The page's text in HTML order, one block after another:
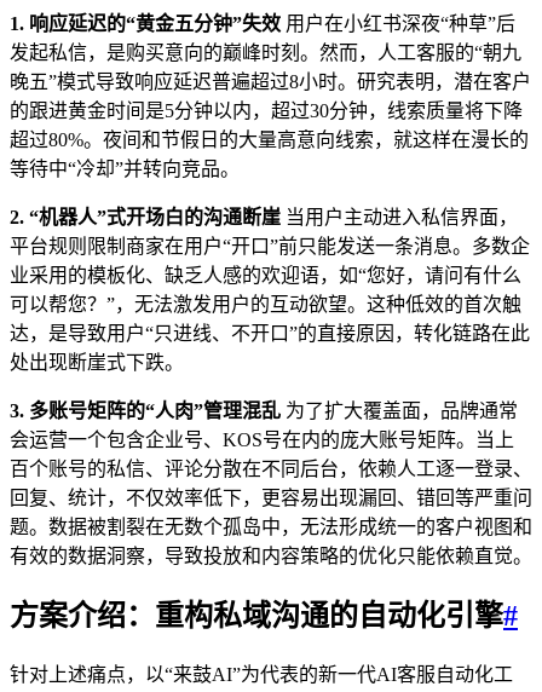
1. 响应延迟的“黄金五分钟”失效 用户在小红书深夜“种草”后
发起私信，是购买意向的巅峰时刻。然而，人工客服的“朝九
晚五”模式导致响应延迟普遍超过8小时。研究表明，潜在客户
的跟进黄金时间是5分钟以内，超过30分钟，线索质量将下降
超过80%。夜间和节假日的大量高意向线索，就这样在漫长的
等待中“冷却”并转向竞品。
2. “机器人”式开场白的沟通断崖 当用户主动进入私信界面，
平台规则限制商家在用户“开口”前只能发送一条消息。多数企
业采用的模板化、缺乏人感的欢迎语，如“您好，请问有什么
可以帮您？”，无法激发用户的互动欲望。这种低效的首次触
达，是导致用户“只进线、不开口”的直接原因，转化链路在此
处出现断崖式下跌。
3. 多账号矩阵的“人肉”管理混乱 为了扩大覆盖面，品牌通常
会运营一个包含企业号、KOS号在内的庞大账号矩阵。当上
百个账号的私信、评论分散在不同后台，依赖人工逐一登录、
回复、统计，不仅效率低下，更容易出现漏回、错回等严重问
题。数据被割裂在无数个孤岛中，无法形成统一的客户视图和
有效的数据洞察，导致投放和内容策略的优化只能依赖直觉。
方案介绍：重构私域沟通的自动化引擎#
针对上述痛点，以“来鼓AI”为代表的新一代AI客服自动化工